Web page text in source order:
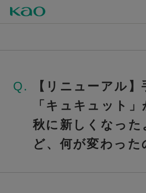
Q.
【リニューアル
「キュキュット
秋に新しくなった
ど、何が変わった